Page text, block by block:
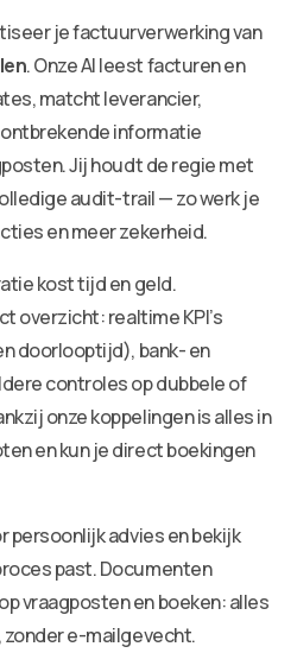
je factuurverwerking van
. Onze AI leest facturen en
matcht leverancier,
informatie
Jij houdt de regie met
audit-trail — zo werk je
en meer zekerheid.
kost tijd en geld.
overzicht: realtime KPI’s
doorlooptijd), bank- en
controles op dubbele of
onze koppelingen is alles in
en kun je direct boekingen
persoonlijk advies en bekijk
past. Documenten
vraagposten en boeken: alles
e-mailgevecht.